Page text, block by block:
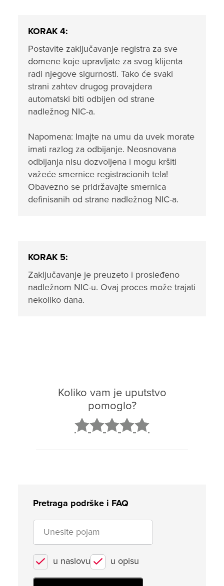
KORAK 4:
Postavite zaključavanje registra za sve
domene koje upravljate za svog klijenta
radi njegove sigurnosti. Tako će svaki
strani zahtev drugog provajdera
automatski biti odbijen od strane
nadležnog NIC-a.
Napomena: Imajte na umu da uvek morate
imati razlog za odbijanje. Neosnovana
odbijanja nisu dozvoljena i mogu kršiti
važeće smernice registracionih tela!
Obavezno se pridržavajte smernica
definisanih od strane nadležnog NIC-a.
KORAK 5:
Zaključavanje je preuzeto i prosleđeno
nadležnom NIC-u. Ovaj proces može trajati
nekoliko dana.
Koliko vam je uputstvo
pomoglo?
Pretraga podrške i FAQ
u naslovu u opisu